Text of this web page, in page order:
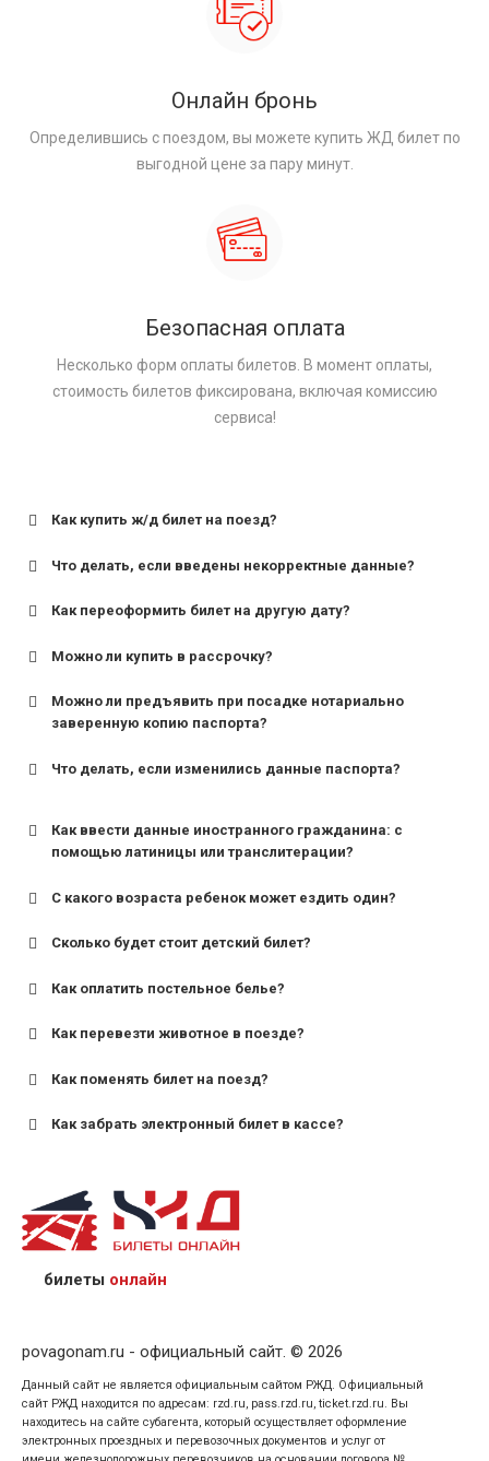
Онлайн бронь
Определившись с поездом, вы можете купить ЖД билет по
выгодной цене за пару минут.
Безопасная оплата
Несколько форм оплаты билетов. В момент оплаты,
стоимость билетов фиксирована, включая комиссию
сервиса!
Как купить ж/д билет на поезд?
Что делать, если введены некорректные данные?
Как переоформить билет на другую дату?
Можно ли купить в рассрочку?
Можно ли предъявить при посадке нотариально
заверенную копию паспорта?
Что делать, если изменились данные паспорта?
Как ввести данные иностранного гражданина: с
помощью латиницы или транслитерации?
С какого возраста ребенок может ездить один?
для поездов дальнего следования — от 10 лет и
для пригородных поездов — от 7 лет.
Сколько будет стоит детский билет?
Как оплатить постельное белье?
Как перевезти животное в поезде?
Как поменять билет на поезд?
Как забрать электронный билет в кассе?
назвав кассиру 14-значный номер заказа;
предъявив удостоверение личности пассажира, на
кого оформлен билет.
билеты онлайн
povagonam.ru - официальный сайт. © 2026
Данный сайт не является официальным сайтом РЖД. Официальный
сайт РЖД находится по адресам: rzd.ru, pass.rzd.ru, ticket.rzd.ru. Вы
находитесь на сайте субагента, который осуществляет оформление
электронных проездных и перевозочных документов и услуг от